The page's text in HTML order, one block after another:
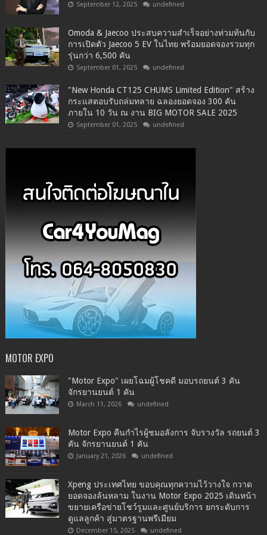
September 12, 2025 undefined
Omoda & Jaecoo ประสบความสำเร็จอย่างท่วมท้นกับ
การเปิดตัว Jaecoo 5 EV ในไทย พร้อมยอดจองรวมทุก
รุ่นกว่า 6,500 คัน
September 01, 2025 undefined
"New Honda CT125 CHUMS Limited Edition" สร้าง
กระแสตอบรับถล่มทลาย ฉลองยอดจอง 300 คัน
ภายใน 10 วัน ณ งาน BIG MOTOR SALE 2025
September 01, 2025 undefined
MOTOR EXPO
"Motor Expo" เผยโฉมผู้โชคดี มอบรถยนต์ 3 คัน
จักรยานยนต์ 1 คัน
March 11, 2026 undefined
Motor Expo คืนกำไรผู้ชมอลังการ จับรางวัล รถยนต์ 3
คัน จักรยานยนต์ 1 คัน
January 21, 2026 undefined
Xpeng ประเทศไทย ขอบคุณทุกความไว้วางใจ กวาด
ยอดจองล้นหลาม ในงาน Motor Expo 2025 เดินหน้า
ขยายเครือข่ายโชว์รูมและศูนย์บริการ ยกระดับการ
ดูแลลูกค้า สู่มาตรฐานพรีเมียม
December 15, 2025 undefined